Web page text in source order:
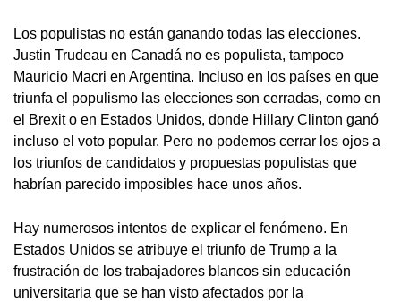
Los populistas no están ganando todas las elecciones.
Justin Trudeau en Canadá no es populista, tampoco
Mauricio Macri en Argentina. Incluso en los países en que
triunfa el populismo las elecciones son cerradas, como en
el Brexit o en Estados Unidos, donde Hillary Clinton ganó
incluso el voto popular. Pero no podemos cerrar los ojos a
los triunfos de candidatos y propuestas populistas que
habrían parecido imposibles hace unos años.
Hay numerosos intentos de explicar el fenómeno. En
Estados Unidos se atribuye el triunfo de Trump a la
frustración de los trabajadores blancos sin educación
universitaria que se han visto afectados por la